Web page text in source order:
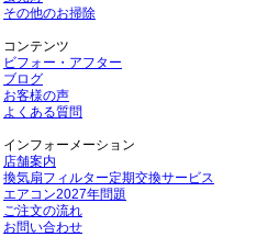
その他のお掃除
コンテンツ
ビフォー・アフター
ブログ
お客様の声
よくある質問
インフォーメーション
店舗案内
換気扇フィルター定期交換サービス
エアコン2027年問題
ご注文の流れ
お問い合わせ